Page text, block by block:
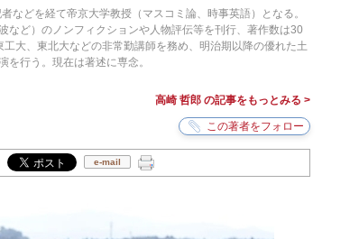
などを経て帝京大学教授（マスコミ論、時事英語）となる。
など）のノンフィクションや人物評伝等を刊行、著作数は30
大、東北大などの非常勤講師を務め、明治期以降の優れた土
を行う。現在は著述に専念。
高崎 哲郎 の記事をもっとみる >
e-mail